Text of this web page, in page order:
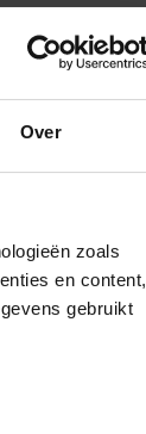
Over
zoals
en content,
gebruikt